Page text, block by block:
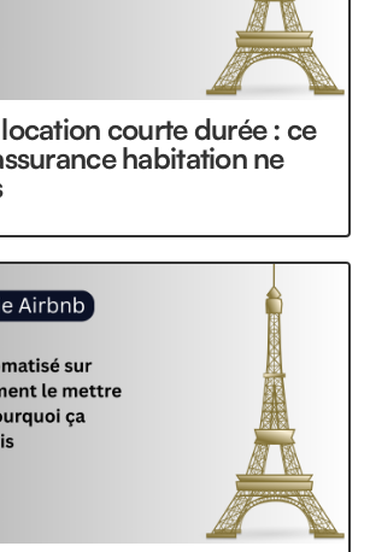
courte durée : ce
habitation ne